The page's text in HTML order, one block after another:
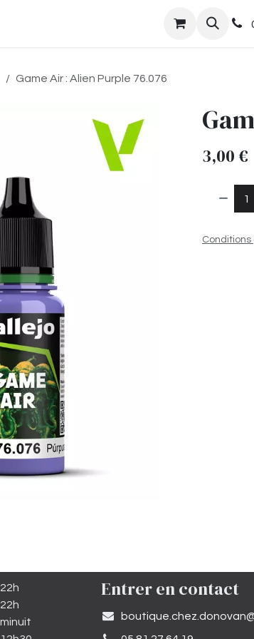
Game Air : Alien Purple 76.076
3,00€
Entrer en contact